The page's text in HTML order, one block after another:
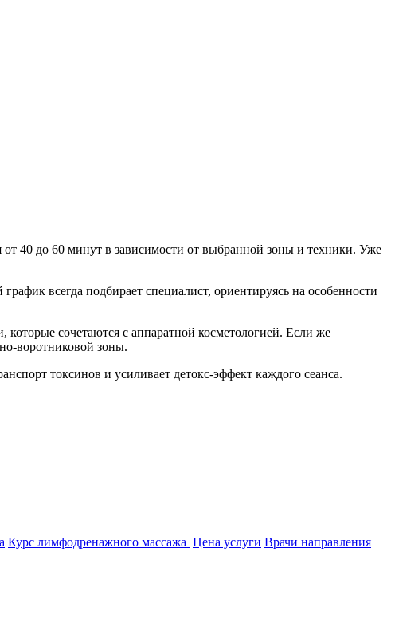
от 40 до 60 минут в зависимости от выбранной зоны и техники. Уже
всегда подбирает специалист, ориентируясь на особенности
сочетаются с аппаратной косметологией. Если же
воротниковой зоны.
токсинов и усиливает детокс-эффект каждого сеанса.
Курс лимфодренажного массажа Цена услуги Врачи направления